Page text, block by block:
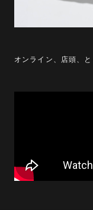
オンライン、店頭、